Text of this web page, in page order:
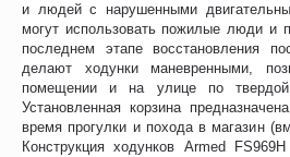
и людей с нарушенными
могут использовать пожилые люди и
последнем этапе восстановления
делают ходунки маневренными,
помещении и на улице по твердой
Установленная корзина
время прогулки и похода в магазин
Конструкция ходунков Armed